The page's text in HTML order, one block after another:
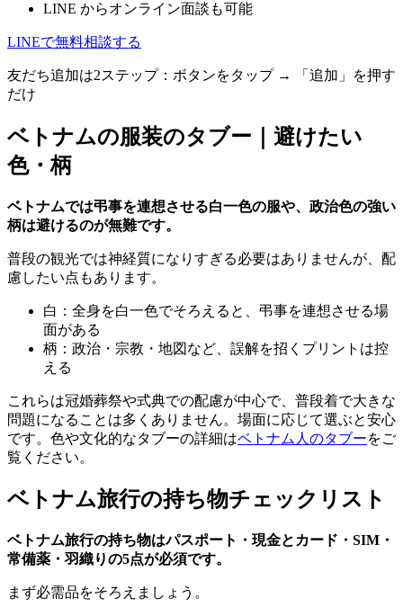
LINE からオンライン面談も可能
LINEで無料相談する
友だち追加は2ステップ：ボタンをタップ → 「追加」を押す
だけ
ベトナムの服装のタブー｜避けたい
色・柄
ベトナムでは弔事を連想させる白一色の服や、政治色の強い
柄は避けるのが無難です。
普段の観光では神経質になりすぎる必要はありませんが、配
慮したい点もあります。
白：全身を白一色でそろえると、弔事を連想させる場
面がある
柄：政治・宗教・地図など、誤解を招くプリントは控
える
これらは冠婚葬祭や式典での配慮が中心で、普段着で大きな
問題になることは多くありません。場面に応じて選ぶと安心
です。色や文化的なタブーの詳細はベトナム人のタブーをご
覧ください。
ベトナム旅行の持ち物チェックリスト
ベトナム旅行の持ち物はパスポート・現金とカード・SIM・
常備薬・羽織りの5点が必須です。
まず必需品をそろえましょう。